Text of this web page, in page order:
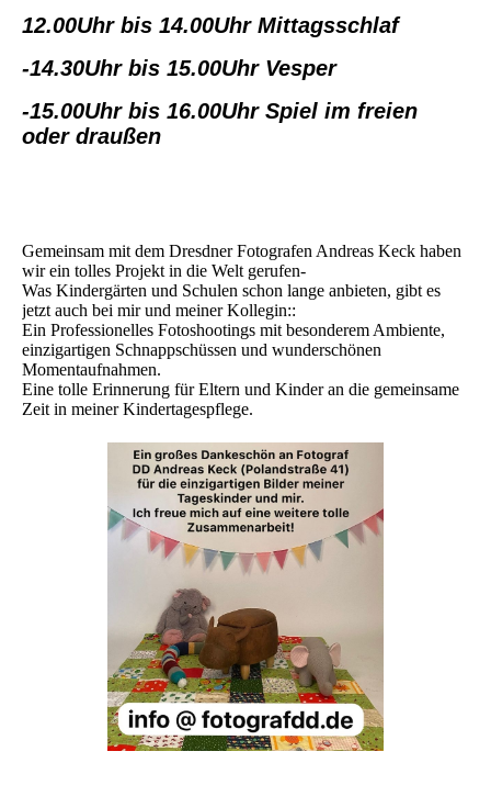
12.00Uhr bis 14.00Uhr Mittagsschlaf
-14.30Uhr bis 15.00Uhr Vesper
-15.00Uhr bis 16.00Uhr Spiel im freien
oder draußen
Gemeinsam mit dem Dresdner Fotografen Andreas Keck haben
wir ein tolles Projekt in die Welt gerufen-
Was Kindergärten und Schulen schon lange anbieten, gibt es
jetzt auch bei mir und meiner Kollegin::
Ein Professionelles Fotoshootings mit besonderem Ambiente,
einzigartigen Schnappschüssen und wunderschönen
Momentaufnahmen.
Eine tolle Erinnerung für Eltern und Kinder an die gemeinsame
Zeit in meiner Kindertagespflege.